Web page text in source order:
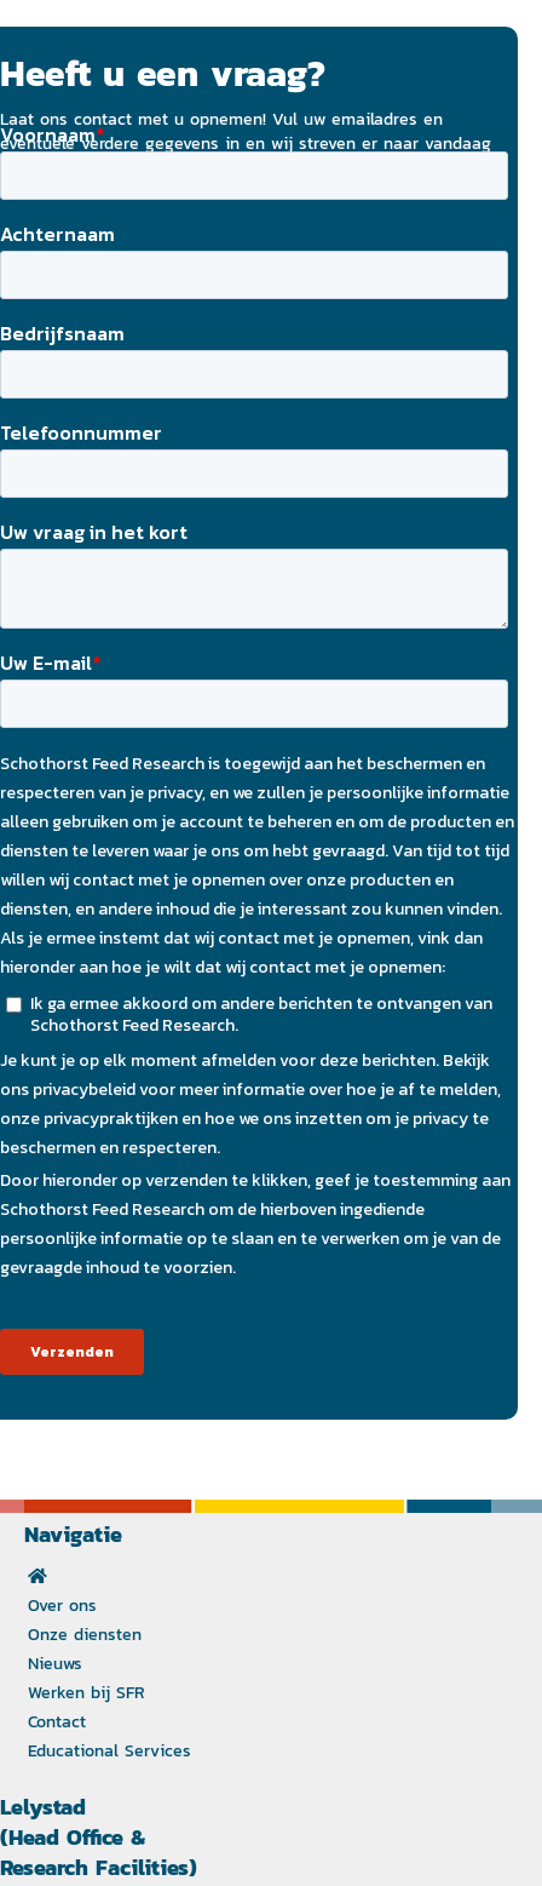
Heeft u een vraag?
Laat ons contact met u opnemen! Vul uw emailadres en
eventuele verdere gegevens in en wij streven er naar vandaag
Navigatie
Over ons
Onze diensten
Nieuws
Werken bij SFR
Contact
Educational Services
Lelystad
(Head Office &
Research Facilities)